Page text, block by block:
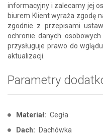
informacyjny i zalecamy jej
biurem Klient wyraża zgodę
zgodnie z przepisami
ochronie danych
przysługuje prawo do
aktualizacji.
Parametry
Materiał: Cegła
Dach: Dachówka